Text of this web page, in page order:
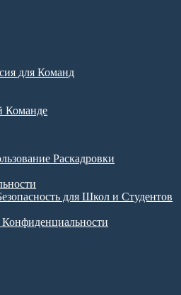
для Команд
Команде
Раскадровки
для Школ и Студентов